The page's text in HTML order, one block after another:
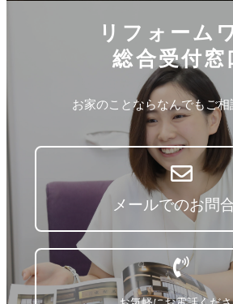
リフォーム
総合受付窓
お家のことならなんでもご相
メールでのお問